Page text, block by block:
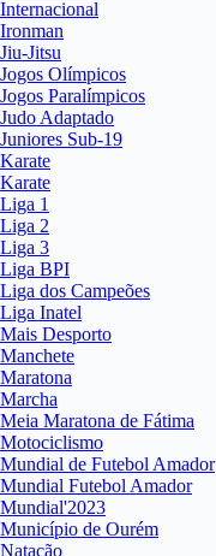
Internacional
Ironman
Jiu-Jitsu
Jogos Olímpicos
Jogos Paralímpicos
Judo Adaptado
Juniores Sub-19
Karate
Karate
Liga 1
Liga 2
Liga 3
Liga BPI
Liga dos Campeões
Liga Inatel
Mais Desporto
Manchete
Maratona
Marcha
Meia Maratona de Fátima
Motociclismo
Mundial de Futebol Amador
Mundial Futebol Amador
Mundial'2023
Município de Ourém
Natação